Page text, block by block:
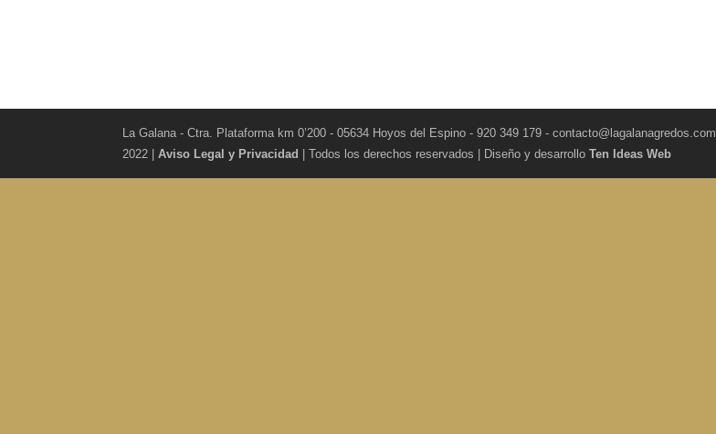
La Galana - Ctra. Plataforma km 0’200 - 05634 Hoyos del Espino - 920 349 179 - contacto@lagalanagredos.com
2022 |Aviso Legal y Privacidad | Todos los derechos reservados | Diseño y desarrolloTen Ideas Web